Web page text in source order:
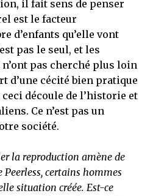
il fait sens de penser
est le facteur
d’enfants qu’elle vont
pas le seul, et les
pas cherché plus loin
d’une cécité bien pratique
découle de l’historie et
Ce n’est pas un
société.
la reproduction amène de
certains hommes
situation créée. Est-ce